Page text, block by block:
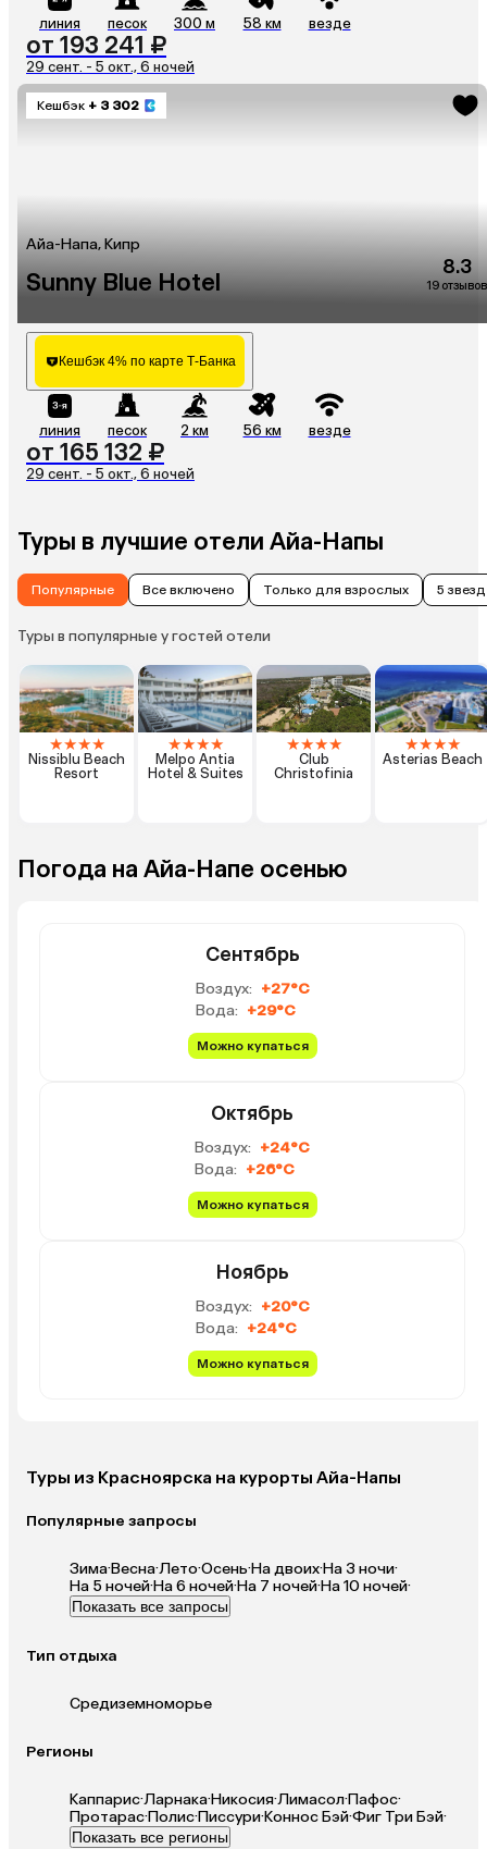
линия песок 300 м 58 км везде
от 193 241 ₽
29 сент. - 5 окт., 6 ночей
Кешбэк + 3 302
Айа-Напа, Кипр
Sunny Blue Hotel
8.3
19 отзывов
Кешбэк 4% по карте Т-Банка
линия песок 2 км 56 км везде
от 165 132 ₽
29 сент. - 5 окт., 6 ночей
Туры в лучшие отели Айа-Напы
Популярные Все включено Только для взрослых 5 звезд
Туры в популярные у гостей отели
★★★★
Nissiblu Beach
Resort
★★★★
Melpo Antia
Hotel & Suites
★★★★
Club
Christofinia
★★★★
Asterias Beach
Погода на Айа-Напе осенью
Сентябрь
Воздух: +27°C
Вода: +29°C
Можно купаться
Октябрь
Воздух: +24°C
Вода: +26°C
Можно купаться
Ноябрь
Воздух: +20°C
Вода: +24°C
Можно купаться
Туры из Красноярска на курорты Айа-Напы
Популярные запросы
Зима·Весна·Лето·Осень·На двоих·На 3 ночи·
На 5 ночей·На 6 ночей·На 7 ночей·На 10 ночей·
Показать все запросы
Тип отдыха
Средиземноморье
Регионы
Каппарис·Ларнака·Никосия·Лимасол·Пафос·
Протарас·Полис·Писсури·Коннос Бэй·Фиг Три Бэй·
Показать все регионы